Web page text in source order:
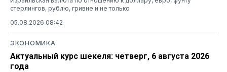
стерлингов, рублю, гривне и не только
05.08.2026 08:42
ЭКОНОМИКА
Актуальный курс шекеля: четверг, 6 августа 2026
года